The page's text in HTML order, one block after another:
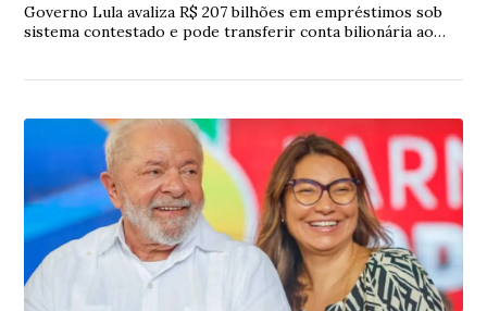
Governo Lula avaliza R$ 207 bilhões em empréstimos sob
sistema contestado e pode transferir conta bilionária ao